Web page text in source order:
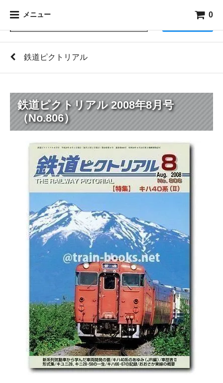
メニュー 0
鉄道ピクトリアル
鉄道ピクトリアル 2008年8月号
（No.806）